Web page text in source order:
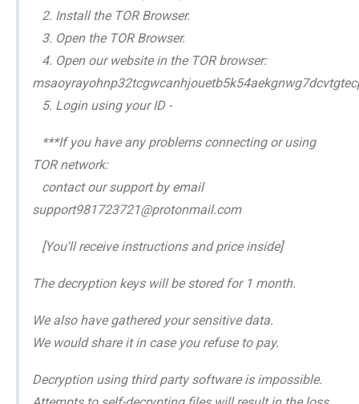
2. Install the TOR Browser.
3. Open the TOR Browser.
4. Open our website in the TOR browser:
5. Login using your ID -
***If you have any problems connecting or using
TOR network:
contact our support by email
support981723721@protonmail.com
[You'll receive instructions and price inside]
The decryption keys will be stored for 1 month.
We also have gathered your sensitive data.
We would share it in case you refuse to pay.
Decryption using third party software is impossible.